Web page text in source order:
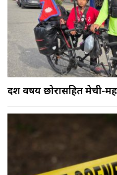
दश वर्षीय छोरासहित मेची-